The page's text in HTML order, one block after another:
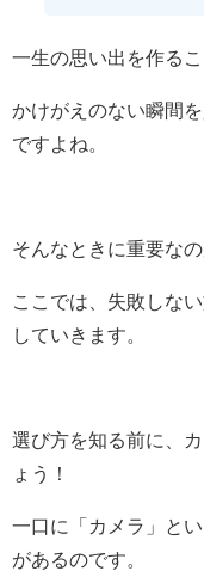
一生の思い出を作る
かけがえのない瞬間
ですよね。
そんなときに重要な
ここでは、失敗しな
していきます。
選び方を知る前に、
ょう！
一口に「カメラ」と
があるのです。